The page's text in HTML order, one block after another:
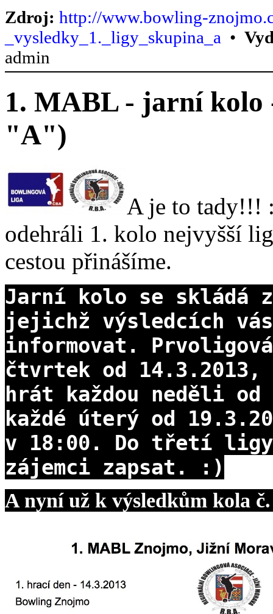
Zdroj: http://www.bowling-
_vysledky_1._ligy_skupina_a •
admin
1. MABL - jarní kolo
"A")
A je to tady!!!
odehráli 1. kolo nejvyšší
cestou přinášíme.
Jarní kolo se skládá
jejichž výsledcích vás
informovat.
čtvrtek od 14.3.2013,
hrát každou neděli
každé úterý od
v 18:00. Do třetí ligy
zájemci zapsat. :)​​​​​​​​​​​​​​​​​​​​​​​​​​​​​​​​​​​​​​​​​​​​​​​​​​​​​​​​​​​​​​​​​​​​​​​​​​​​​​​​​​​​​​​​​​​​​​​​​​​​​​​​​​​​​​​​​​​​​​​​​​​​​​​​​​​​​​​​
A nyní už k výsledkům kola